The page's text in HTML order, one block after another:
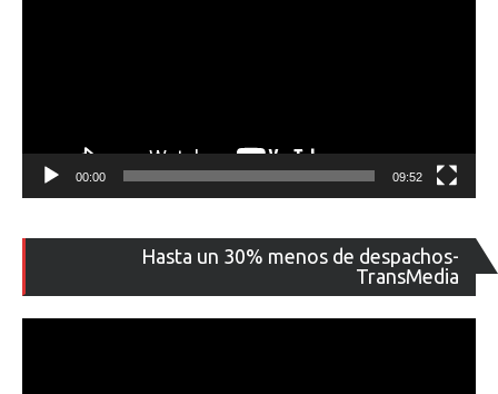
00:00 09:52
Hasta un 30% menos de despachos-
TransMedia
de